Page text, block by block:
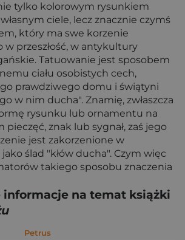
tylko kolorowym rysunkiem
ciele, lecz znacznie czymś
który ma swe korzenie
w przeszłość, w antykultury
Tatuowanie jest sposobem
ciału osobistych cech,
prawdziwego domu i świątyni
w nim ducha". Znamię, zwłaszcza
rysunku lub ornamentu na
pieczęć, znak lub sygnał, zaś jego
jest zakorzenione w
ślad "kłów ducha". Czym więc
takiego sposobu znaczenia
informacje na temat książki
Petrus